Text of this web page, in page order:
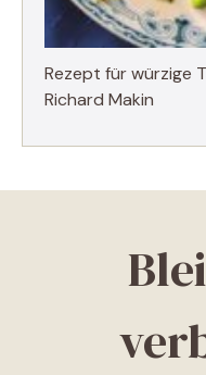
Rezept für würzige
Richard Makin